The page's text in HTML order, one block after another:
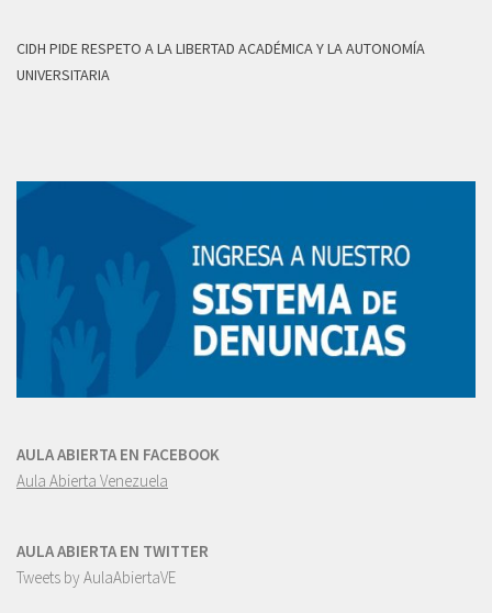
CIDH PIDE RESPETO A LA LIBERTAD ACADÉMICA Y LA AUTONOMÍA
UNIVERSITARIA
AULA ABIERTA EN FACEBOOK
Aula Abierta Venezuela
AULA ABIERTA EN TWITTER
Tweets by AulaAbiertaVE